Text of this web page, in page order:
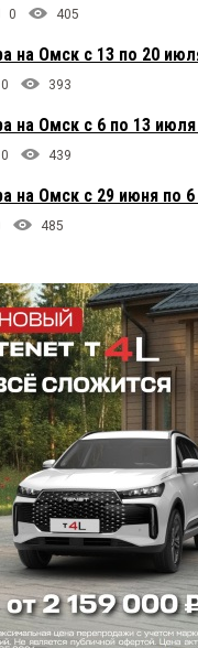
0 405
на Омск с 13 по 20
0 393
на Омск с 6 по 13
0 439
на Омск с 29 июня по
485